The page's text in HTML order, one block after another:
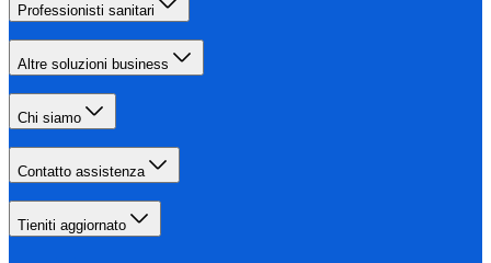
Professionisti sanitari
Altre soluzioni business
Chi siamo
Contatto assistenza
Tieniti aggiornato